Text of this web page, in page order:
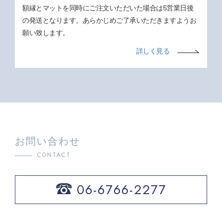
額縁とマットを同時にご注文いただいた場合は5営業日後
の発送となります。あらかじめご了承いただきますようお
願い致します。
詳しく見る
お問い合わせ
CONTACT
06-6766-2277